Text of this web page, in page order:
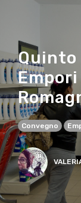
Quinto
Convegno